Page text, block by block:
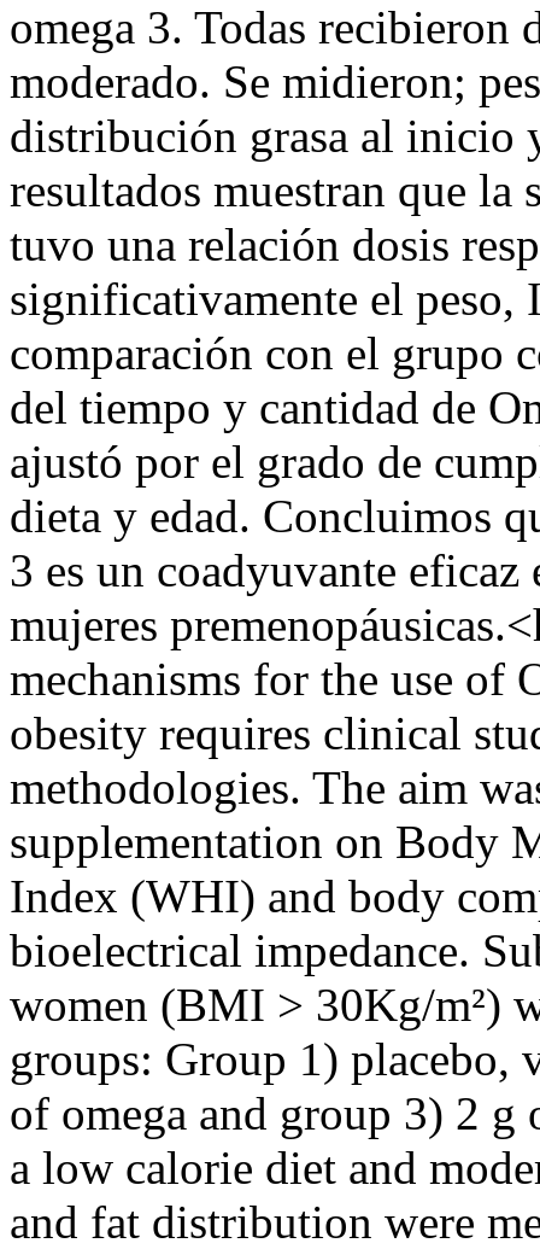
omega 3. Todas
moderado. Se midieron;
distribución grasa al inicio
resultados muestran que la
tuvo una relación dosis
significativamente el peso,
comparación con el grupo
del tiempo y cantidad de
ajustó por el grado de
dieta y edad. Concluimos
3 es un coadyuvante
mujeres
mechanisms for the use of
obesity requires clinical
methodologies. The aim
supplementation on Body
Index (WHI) and body
bioelectrical impedance.
women (BMI > 30Kg/m²)
groups: Group 1)
of omega and group 3) 2
a low calorie diet and
and fat distribution were